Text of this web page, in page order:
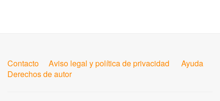
Contacto Aviso legal y política de privacidad
Ayuda
Derechos de autor